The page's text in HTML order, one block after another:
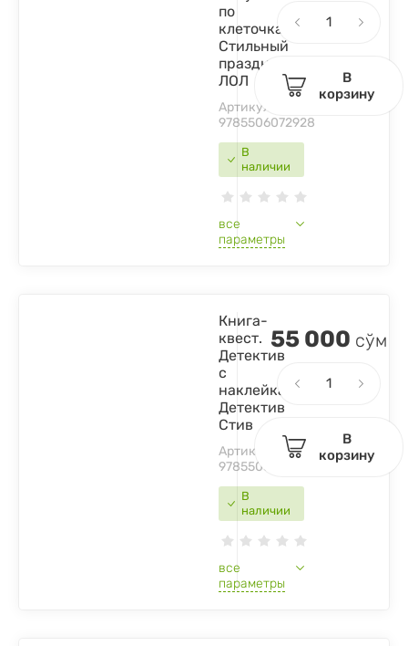
В
наличии
по
клеточкам.
Стильный
праздник.
ЛОЛ
Артикул:
9785506072928
все
параметры
В
корзину
В
наличии
Книга-
квест.
Детектив
с
наклейками.
Детектив
Стив
Артикул:
9785506069751
все
параметры
55 000 сўм
В
корзину